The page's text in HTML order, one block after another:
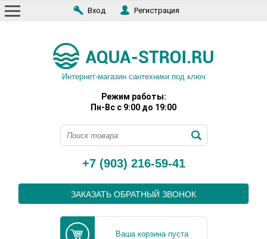
Вход Регистрация
Интернет-магазин сантехники под ключ
Режим работы:
Пн-Вс с 9:00 до 19:00
+7 (903) 216-59-41
ЗАКАЗАТЬ ОБРАТНЫЙ ЗВОНОК
Ваша корзина пуста